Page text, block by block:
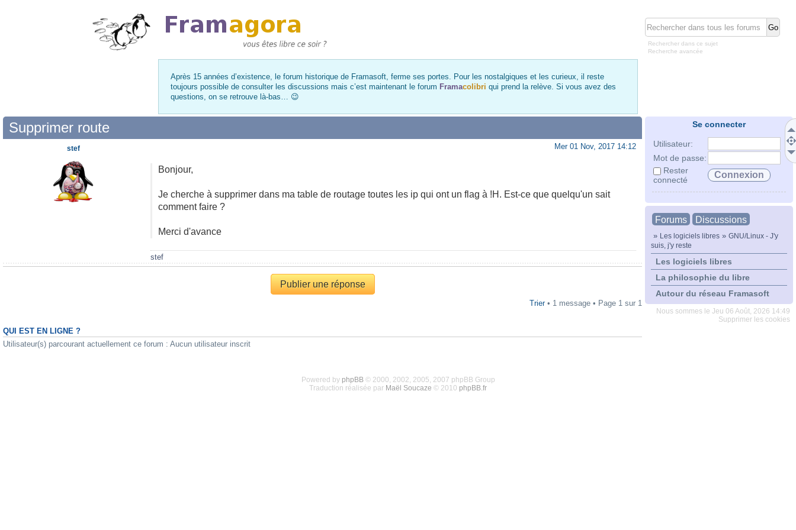
Rechercher dans ce sujet
Recherche avancée
Après 15 années d’existence, le forum historique de Framasoft, ferme ses portes. Pour les nostalgiques et les curieux, il reste
toujours possible de consulter les discussions mais c’est maintenant le forum Framacolibri qui prend la relève. Si vous avez des
questions, on se retrouve là-bas… 😉
Se connecter
Utilisateur:
Mot de passe:
Rester
connecté
Forums Discussions
» Les logiciels libres » GNU/Linux - J'y
suis, j'y reste
Les logiciels libres
La philosophie du libre
Autour du réseau Framasoft
Nous sommes le Jeu 06 Août, 2026 14:49
Supprimer les cookies
Supprimer route
Mer 01 Nov, 2017 14:12
Bonjour,
Je cherche à supprimer dans ma table de routage toutes les ip qui ont un flag à !H. Est-ce que quelqu'un sait
comment faire ?
Merci d'avance
stef
stef
Publier une réponse
Trier• 1 message • Page 1 sur 1
QUI EST EN LIGNE ?
Utilisateur(s) parcourant actuellement ce forum : Aucun utilisateur inscrit
Powered by phpBB© 2000, 2002, 2005, 2007 phpBB Group
Traduction réalisée par Maël Soucaze © 2010 phpBB.fr